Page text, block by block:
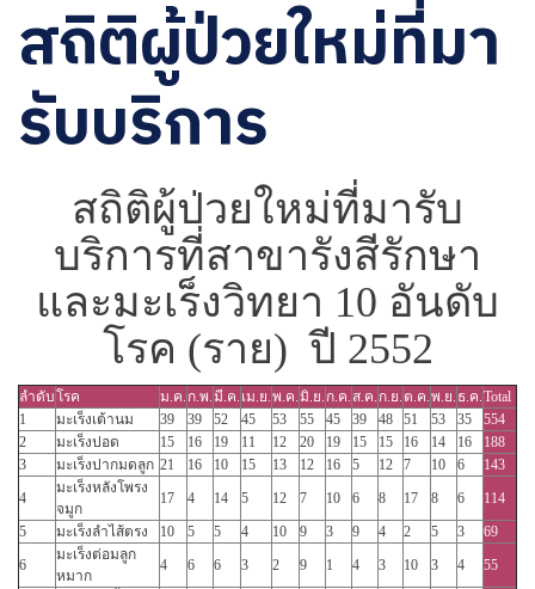
สถิติผู้ป่วยใหม่ที่มา
รับบริการ
สถิติผู้ป่วยใหม่ที่มารับ
บริการที่สาขารังสีรักษา
และมะเร็งวิทยา 10 อันดับ
โรค (ราย) ปี 2552
ลำดับโรค ม.ค. ก.พ.มี.ค. เม.ย.พ.ค.มิ.ย. ก.ค. ส.ค. ก.ย. ต.ค.พ.ย. ธ.ค.Total
1
มะเร็งเต้านม 39 39 52 45 53 55 45 39 48 51 53 35
554
2
มะเร็งปอด 15 16 19 11 12 20 19 15 15 16 14 16
188
3
มะเร็งปากมดลูก 21 16 10 15 13 12 16 5 12 7 10 6
143
4
มะเร็งหลังโพรง
จมูก
17 4 14 5 12 7 10 6 8 17 8 6
114
5
มะเร็งลำไส้ตรง 10 5 5 4 10 9 3 9 4 2 5 3
69
6
มะเร็งต่อมลูก
หมาก
4 6 6 3 2 9 1 4 3 10 3 4
55